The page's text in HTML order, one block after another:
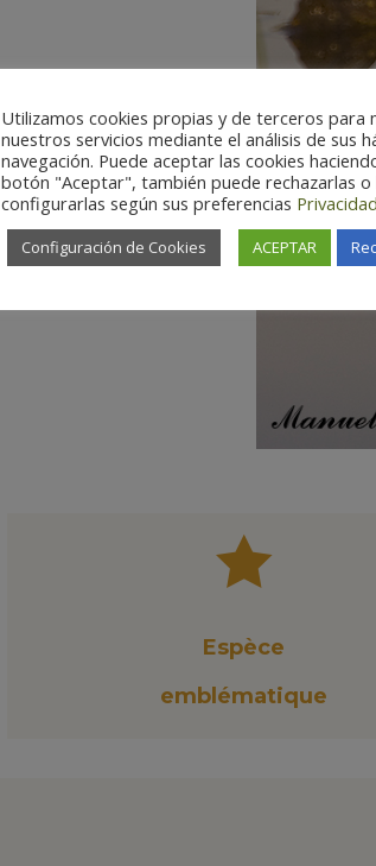

Espèce
emblématique
Utilizamos cookies propias y de terceros para
nuestros servicios mediante el análisis de sus
navegación. Puede aceptar las cookies
botón "Aceptar", también puede rechazarlas o
configurarlas según sus preferencias Privacidad
Configuración de Cookies ACEPTAR